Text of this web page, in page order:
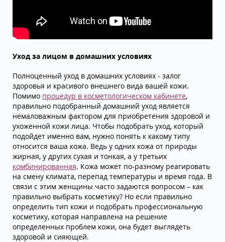
Уход за лицом в домашних условиях
Полноценный уход в домашних условиях - залог
здоровья и красивого внешнего вида вашей кожи.
Помимо процедур в косметологическом кабинете,
правильно подобранный домашний уход является
немаловажным фактором для приобретения здоровой и
ухоженной кожи лица. Чтобы подобрать уход, который
подойдет именно вам, нужно понять к какому типу
относится ваша кожа. Ведь у одних кожа от природы
жирная, у других сухая и тонкая, а у третьих
комбинированная. Кожа может по-разному реагировать
на смену климата, перепад температуры и время года. В
связи с этим женщины часто задаются вопросом – как
правильно выбрать косметику? Но если правильно
определить тип кожи и подобрать профессиональную
косметику, которая направлена на решение
определенных проблем кожи, она будет выглядеть
здоровой и сияющей.